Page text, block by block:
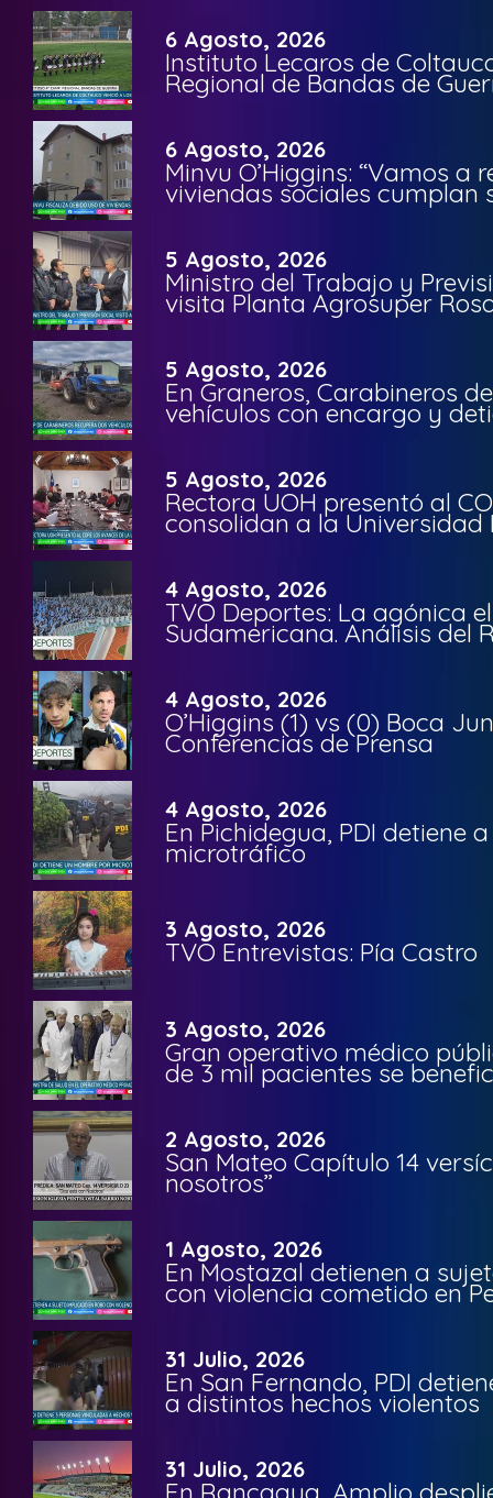
6 Agosto, 2026
Instituto Lecaros de
Regional de Bandas de
6 Agosto, 2026
Minvu O’Higgins: “Vamos a
viviendas sociales cumplan
5 Agosto, 2026
Ministro del Trabajo y
visita Planta Agrosuper
5 Agosto, 2026
En Graneros, Carabineros
vehículos con encargo y
5 Agosto, 2026
Rectora UOH presentó al
consolidan a la Universidad
4 Agosto, 2026
TVO Deportes: La agónica
Sudamericana. Análisis del
4 Agosto, 2026
O’Higgins (1) vs (0) Boca
Conferencias de Prensa
4 Agosto, 2026
En Pichidegua, PDI detiene
microtráfico
3 Agosto, 2026
TVO Entrevistas: Pía Castro
3 Agosto, 2026
Gran operativo médico
de 3 mil pacientes se
2 Agosto, 2026
San Mateo Capítulo 14
nosotros”
1 Agosto, 2026
En Mostazal detienen a
con violencia cometido en
31 Julio, 2026
En San Fernando, PDI
a distintos hechos violentos
31 Julio, 2026
En Rancagua, Amplio